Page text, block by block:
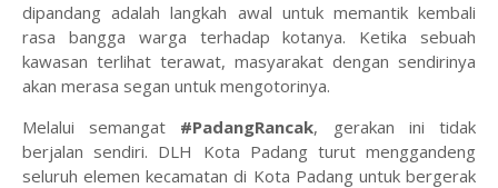
dipandang adalah langkah awal untuk memantik kembali
rasa bangga warga terhadap kotanya. Ketika sebuah
kawasan terlihat terawat, masyarakat dengan sendirinya
akan merasa segan untuk mengotorinya.
Melalui semangat #PadangRancak, gerakan ini tidak
berjalan sendiri. DLH Kota Padang turut menggandeng
seluruh elemen kecamatan di Kota Padang untuk bergerak